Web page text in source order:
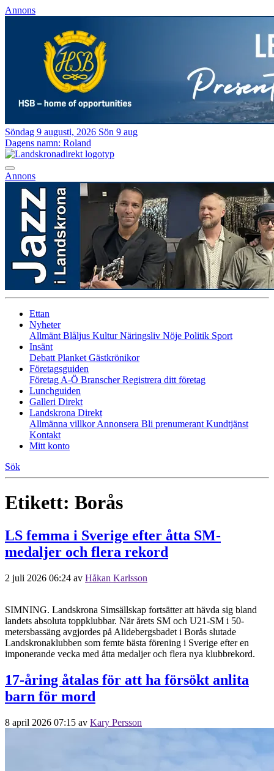
Annons
Söndag 9 augusti, 2026 Sön 9 aug
Dagens namn: Roland
Annons
Ettan
Nyheter
Allmänt Blåljus KulturNäringsliv Nöje Politik Sport
Insänt
Debatt Planket Gästkrönikor
Företagsguiden
Företag A-Ö BranscherRegistrera ditt företag
Lunchguiden
Galleri Direkt
Landskrona Direkt
Allmänna villkorAnnonsera Bli prenumerant Kundtjänst
Kontakt
Mitt konto
Sök
Etikett: Borås
LS femma i Sverige efter åtta SM-
medaljer och flera rekord
2 juli 2026 06:24 av Håkan Karlsson
SIMNING. Landskrona Simsällskap fortsätter att hävda sig bland
landets absoluta toppklubbar. När årets SM och U21-SM i 50-
metersbassäng avgjordes på Alidebergsbadet i Borås slutade
Landskronaklubben som femte bästa förening i Sverige efter en
imponerande vecka med åtta medaljer och flera nya klubbrekord.
17‑åring åtalas för att ha försökt anlita
barn för mord
8 april 2026 07:15 av Kary Persson